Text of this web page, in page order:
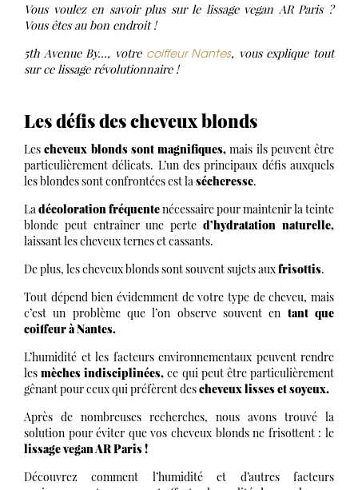
Vous voulez en savoir plus sur le lissage vegan AR Paris ?
Vous êtes au bon endroit !
5th Avenue By…, votre coiffeur Nantes, vous explique tout
sur ce lissage révolutionnaire !
Les défis des cheveux blonds
Les cheveux blonds sont magnifiques, mais ils peuvent être
particulièrement délicats. L’un des principaux défis auxquels
les blondes sont confrontées est lasécheresse.
Ladécoloration fréquentenécessaire pour maintenir la teinte
blonde peut entraîner une perted’hydratation naturelle,
laissant les cheveux ternes et cassants.
De plus, les cheveux blonds sont souvent sujets auxfrisottis.
Tout dépend bien évidemment de votre type de cheveu, mais
c’est un problème que l’on observe souvent en tant que
coiffeur à Nantes.
L’humidité et les facteurs environnementaux peuvent rendre
lesmèches indisciplinées,ce qui peut être particulièrement
gênant pour ceux qui préfèrent descheveux lisses et soyeux.
Après de nombreuses recherches, nous avons trouvé la
solution pour éviter que vos cheveux blonds ne frisottent : le
lissage vegan AR Paris !
Découvrez comment l’humidité et d’autres facteurs